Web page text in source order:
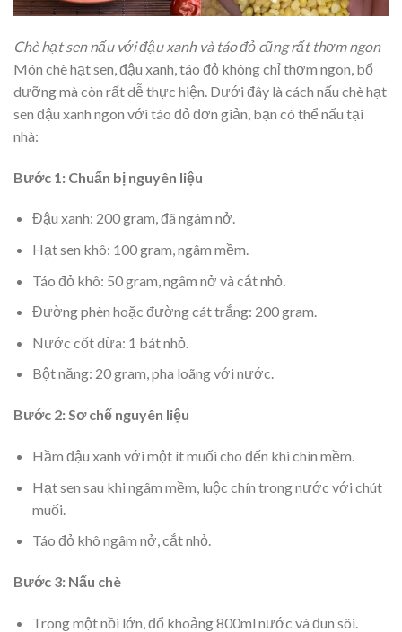
Chè hạt sen nấu với đậu xanh và táo đỏ cũng rất thơm ngon
Món chè hạt sen, đậu xanh, táo đỏ không chỉ thơm ngon, bổ
dưỡng mà còn rất dễ thực hiện. Dưới đây là cách nấu chè hạt
sen đậu xanh ngon với táo đỏ đơn giản, bạn có thể nấu tại
nhà:
Bước 1: Chuẩn bị nguyên liệu
Đậu xanh: 200 gram, đã ngâm nở.
Hạt sen khô: 100 gram, ngâm mềm.
Táo đỏ khô: 50 gram, ngâm nở và cắt nhỏ.
Đường phèn hoặc đường cát trắng: 200 gram.
Nước cốt dừa: 1 bát nhỏ.
Bột năng: 20 gram, pha loãng với nước.
Bước 2: Sơ chế nguyên liệu
Hầm đậu xanh với một ít muối cho đến khi chín mềm.
Hạt sen sau khi ngâm mềm, luộc chín trong nước với chút
muối.
Táo đỏ khô ngâm nở, cắt nhỏ.
Bước 3: Nấu chè
Trong một nồi lớn, đổ khoảng 800ml nước và đun sôi.